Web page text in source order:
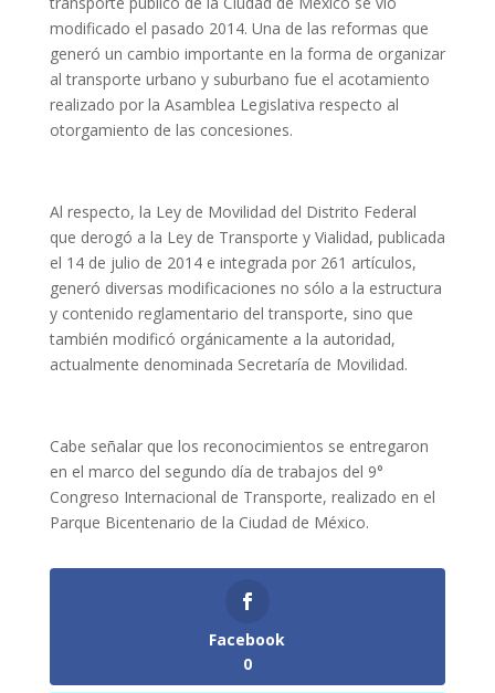
modificado el pasado 2014. Una de las reformas que
generó un cambio importante en la forma de organizar
al transporte urbano y suburbano fue el acotamiento
realizado por la Asamblea Legislativa respecto al
otorgamiento de las concesiones.
Al respecto, la Ley de Movilidad del Distrito Federal
que derogó a la Ley de Transporte y Vialidad, publicada
el 14 de julio de 2014 e integrada por 261 artículos,
generó diversas modificaciones no sólo a la estructura
y contenido reglamentario del transporte, sino que
también modificó orgánicamente a la autoridad,
actualmente denominada Secretaría de Movilidad.
Cabe señalar que los reconocimientos se entregaron
en el marco del segundo día de trabajos del 9°
Congreso Internacional de Transporte, realizado en el
Parque Bicentenario de la Ciudad de México.
Facebook
0